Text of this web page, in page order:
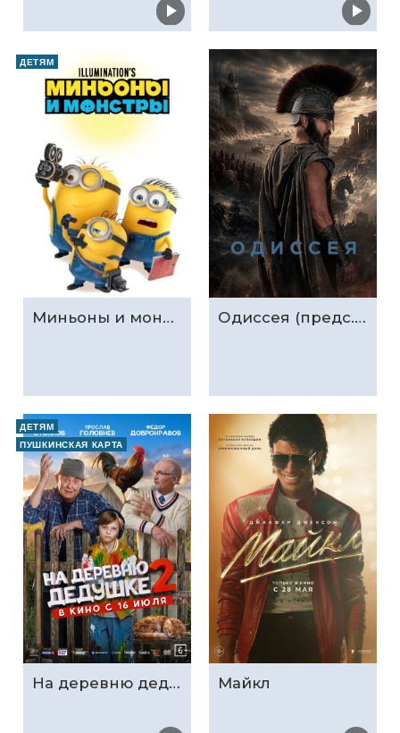
ДЕТЯМ
Миньоны и монстры (предс.обсл. & Три добрых дела) Одиссея (предс.обсл. & Три добрых дела)
ДЕТЯМ
ПУШКИНСКАЯ КАРТА
На деревню дедушке 2 Майкл